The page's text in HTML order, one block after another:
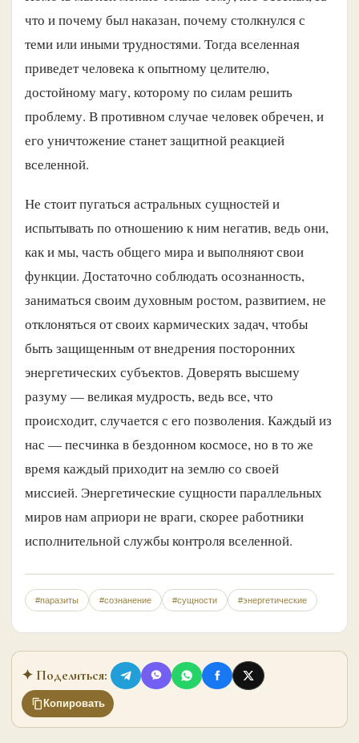
что и почему был наказан, почему столкнулся с
теми или иными трудностями. Тогда вселенная
приведет человека к опытному целителю,
достойному магу, которому по силам решить
проблему. В противном случае человек обречен, и
его уничтожение станет защитной реакцией
вселенной.
Не стоит пугаться астральных сущностей и
испытывать по отношению к ним негатив, ведь они,
как и мы, часть общего мира и выполняют свои
функции. Достаточно соблюдать осознанность,
заниматься своим духовным ростом, развитием, не
отклоняться от своих кармических задач, чтобы
быть защищенным от внедрения посторонних
энергетических субъектов. Доверять высшему
разуму — великая мудрость, ведь все, что
происходит, случается с его позволения. Каждый из
нас — песчинка в бездонном космосе, но в то же
время каждый приходит на землю со своей
миссией. Энергетические сущности параллельных
миров нам априори не враги, скорее работники
исполнительной службы контроля вселенной.
#паразиты #сознанение #сущности #энергетические
✦ Поделиться:
Копировать